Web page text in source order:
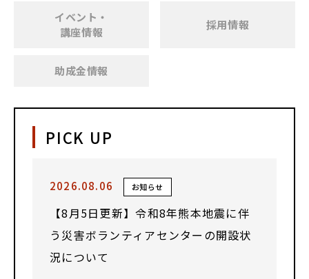
イベント・
講座情報
採用情報
助成金情報
PICK UP
2026.08.06 お知らせ
【8月5日更新】令和8年熊本地震に伴
う災害ボランティアセンターの開設状
況について